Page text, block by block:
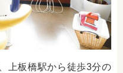
上板橋駅から徒歩3分の